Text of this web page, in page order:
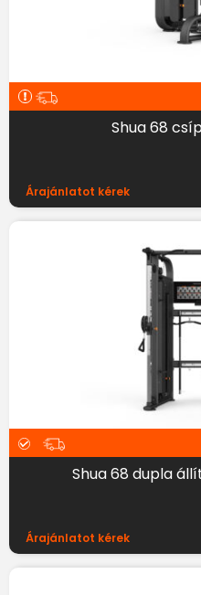
Shua 68
Árajánlatot kérek
Shua 68 dupla
Árajánlatot kérek